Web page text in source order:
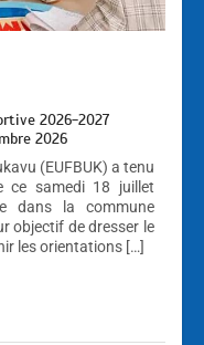
2026-2027
2026
(EUFBUK) a tenu
ce samedi 18 juillet
dans la commune
objectif de dresser le
les orientations […]